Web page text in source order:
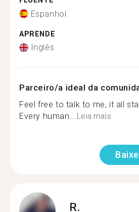
Espanhol
APRENDE
Inglês
Parceiro/a ideal da
Feel free to talk to me, it all
Every human...Leia mais
R.